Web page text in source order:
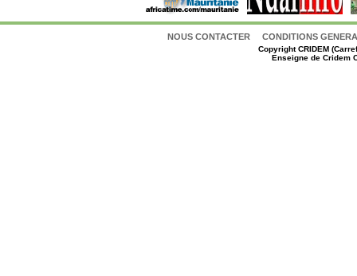
NOUS CONTACTER CONDITIONS
CopyrightCRIDEM
Enseigne de Cridem